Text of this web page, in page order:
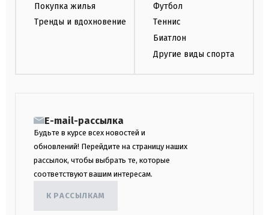
Покупка жилья
Тренды и вдохновение
Футбол
Теннис
Биатлон
Другие виды спорта
E-mail-рассылка
Будьте в курсе всех новостей и
обновлений! Перейдите на страницу наших
рассылок, чтобы выбрать те, которые
соответствуют вашим интересам.
К РАССЫЛКАМ